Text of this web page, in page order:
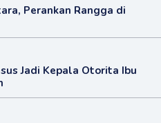
Perankan Rangga di
Jadi Kepala Otorita Ibu